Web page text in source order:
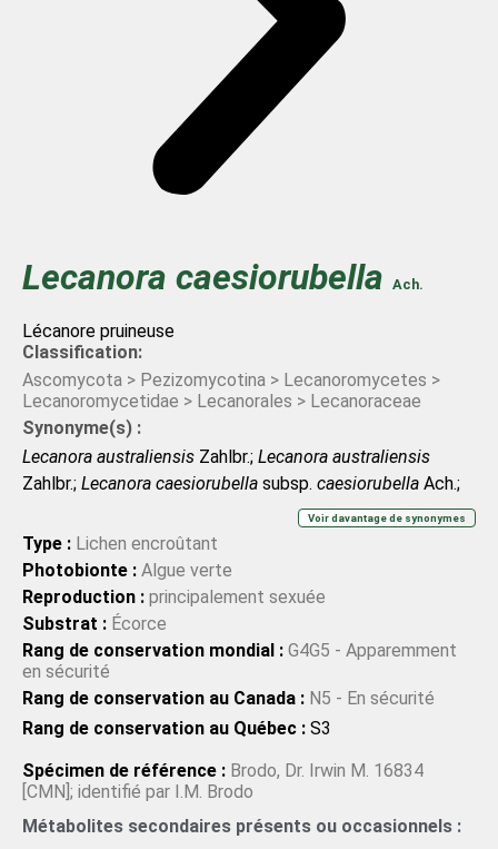
Lecanora caesiorubella Ach.
Lécanore pruineuse
Classification:
Ascomycota > Pezizomycotina > Lecanoromycetes >
Lecanoromycetidae > Lecanorales > Lecanoraceae
Synonyme(s) :
Lecanora australiensis Zahlbr.; Lecanora australiensis
Zahlbr.; Lecanora caesiorubella subsp. caesiorubella Ach.;
caesiorubellaAch.;Lecanora
cancriformis(Hoffm.) Vain.;
(Hoffm.) Vain.; Lecanora leucoma
Nyl.;Lecanora pallidavar.caesiorubella(Ach.) H. Magn.;
Lecanora pallidavar.
Lecanora pulverataStirt.;Lecanora pulverataStirt.;
Parmelia caesiorubella
(Ach.) Fr.;Patellaria caesiorubella(Ach.) Trevis.;Patellaria
caesiorubella(Ach.) Trevis.;Verrucaria cancriformis
Voir davantage de synonymes
Type : Lichen encroûtant
Photobionte : Algue verte
Reproduction : principalement sexuée
Substrat : Écorce
Rang de conservation mondial : G4G5 - Apparemment
en sécurité
Rang de conservation au Canada : N5 - En sécurité
Rang de conservation au Québec : S3
Spécimen de référence : Brodo, Dr. Irwin M. 16834
[CMN]; identifié par I.M. Brodo
Métabolites secondaires présents ou occasionnels :